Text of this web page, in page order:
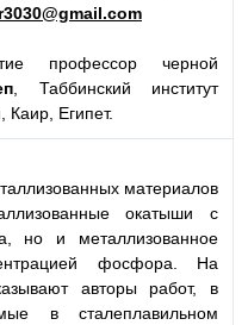
профессор черной
, Таббинский институт
Каир, Египет.
материалов
окатыши с
но и металлизованное
фосфора. На
авторы работ, в
в сталеплавильном